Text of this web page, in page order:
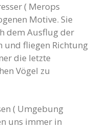
( Merops
Motive. Sie
dem Ausflug der
und fliegen Richtung
die letzte
Vögel zu
( Umgebung
uns immer in